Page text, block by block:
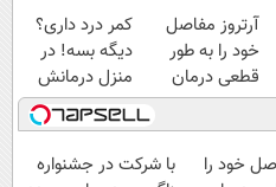
آرتروز مفاصل
خود را به طور
قطعی درمان
کنید!
◗پرسش‌نامه◖
کمر درد داری؟
دیگه بسه! در
منزل درمانش
کن
(◀پرسش‌نامه)
خود را
با شرکت در جشنواره